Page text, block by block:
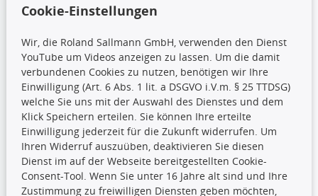
CARAT Gruppe
Folge uns
Cookie-Einstellungen
Wir, die Roland Sallmann GmbH, verwenden den Dienst
YouTube um Videos anzeigen zu lassen. Um die damit
verbundenen Cookies zu nutzen, benötigen wir Ihre
Einwilligung (Art. 6 Abs. 1 lit. a DSGVO i.V.m. § 25 TTDSG)
welche Sie uns mit der Auswahl des Dienstes und dem
Klick Speichern erteilen. Sie können Ihre erteilte
Einwilligung jederzeit für die Zukunft widerrufen. Um
Ihren Widerruf auszuüben, deaktivieren Sie diesen
Dienst im auf der Webseite bereitgestellten Cookie-
Consent-Tool. Wenn Sie unter 16 Jahre alt sind und Ihre
Zustimmung zu freiwilligen Diensten geben möchten,